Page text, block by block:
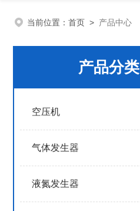
当前位置： 首页 > 产品中心
产品分类
空压机
气体发生器
液氮发生器